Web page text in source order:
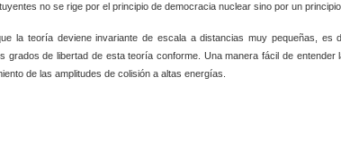
no se rige por el principio de democracia nuclear sino por un
la teoría deviene invariante de escala a distancias muy pequeñas, es
grados de libertad de esta teoría conforme. Una manera fácil de entender
de las amplitudes de colisión a altas energías.